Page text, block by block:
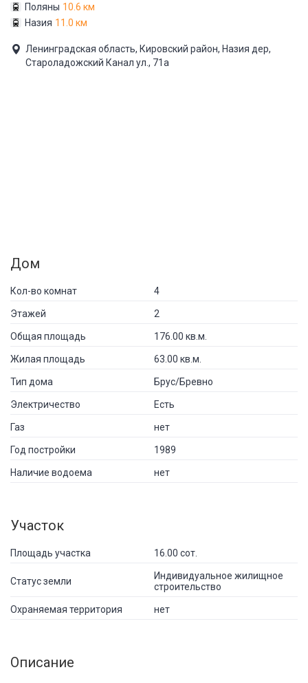
Поляны 10.6 км
Назия 11.0 км
Ленинградская область, Кировский район, Назия дер,
Староладожский Канал ул., 71а
Дом
Кол-во комнат 4
Этажей 2
Общая площадь 176.00 кв.м.
Жилая площадь 63.00 кв.м.
Тип дома Брус/Бревно
Электричество Есть
Газ нет
Год постройки 1989
Наличие водоема нет
Участок
Площадь участка 16.00 сот.
Статус земли
Индивидуальное жилищное
строительство
Охраняемая территория нет
Описание